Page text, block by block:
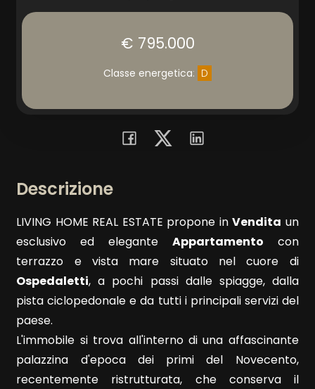
€ 795.000
Classe energetica: D
Descrizione
LIVING HOME REAL ESTATE propone inVendita un
esclusivo ed elegante Appartamento con
terrazzo e vista mare situato nel cuore di
Ospedaletti, a pochi passi dalle spiagge, dalla
pista ciclopedonale e da tutti i principali servizi del
paese.
L'immobile si trova all'interno di una affascinante
palazzina d'epoca dei primi del Novecento,
recentemente ristrutturata, che conserva il
Locali
minimi
Qualsiasi
1